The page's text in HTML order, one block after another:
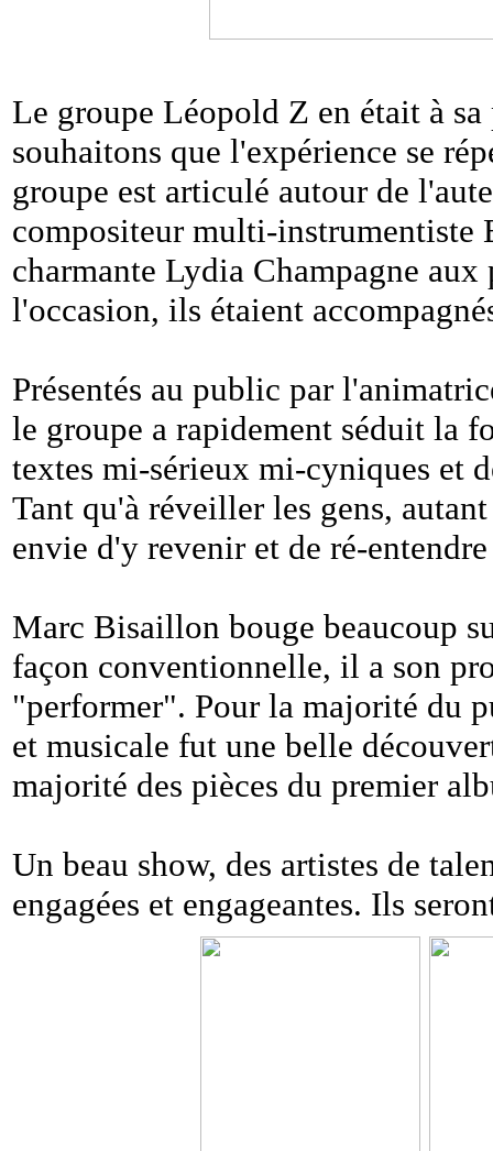
Le groupe Léopold Z en était à
souhaitons que l'expérience se
groupe est articulé autour de
compositeur multi-instrumentiste
charmante Lydia Champagne
l'occasion, ils étaient
Présentés au public par
le groupe a rapidement séduit la
textes mi-sérieux mi-cyniques et
Tant qu'à réveiller les gens,
envie d'y revenir et de ré-
Marc Bisaillon bouge beaucoup
façon conventionnelle, il a son
"performer". Pour la majorité du
et musicale fut une belle
majorité des pièces du premier
Un beau show, des artistes de
engagées et engageantes. Ils